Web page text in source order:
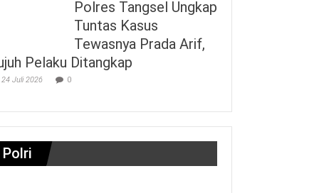
Polres Tangsel Ungkap
Tuntas Kasus
Tewasnya Prada Arif,
Pelaku Ditangkap
24 Juli 2026 0
Polri